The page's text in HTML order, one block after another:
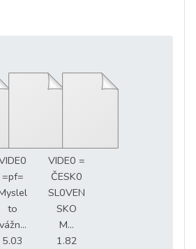
=pf=
to
vážn...
5.03
VIDE0 =
ČESK0
SL0VEN
SKO
M...
1.82